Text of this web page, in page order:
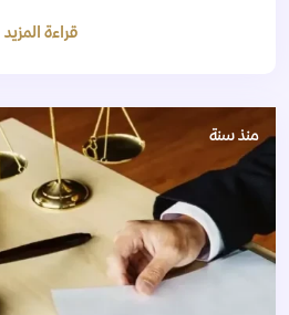
قراءة المزيد
منذ سنة